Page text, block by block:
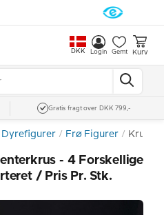
DKK Login Gemt Kurv
Gratis fragt over DKK 799,-
Dyrefigurer Frø Figurer Krus
- 4 Forskellige
/ Pris Pr. Stk.